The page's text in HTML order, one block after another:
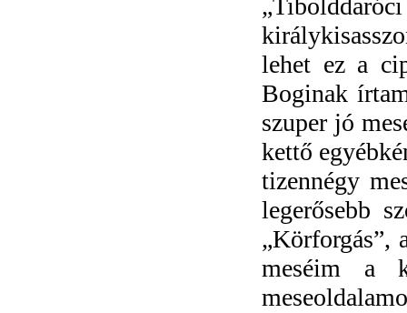
lehet ez a
Boginak
szuper jó
kettő
tizennégy
legerősebb
„Körforgás”,
meséim a